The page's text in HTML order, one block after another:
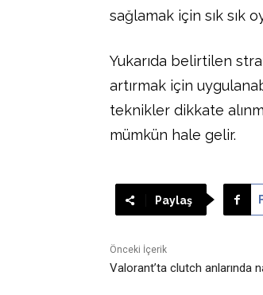
sağlamak için sık sık
Yukarıda belirtilen
artırmak için
teknikler dikkate
mümkün hale gelir.
Paylaş
Önceki İçerik
Valorant’ta clutch anlarında